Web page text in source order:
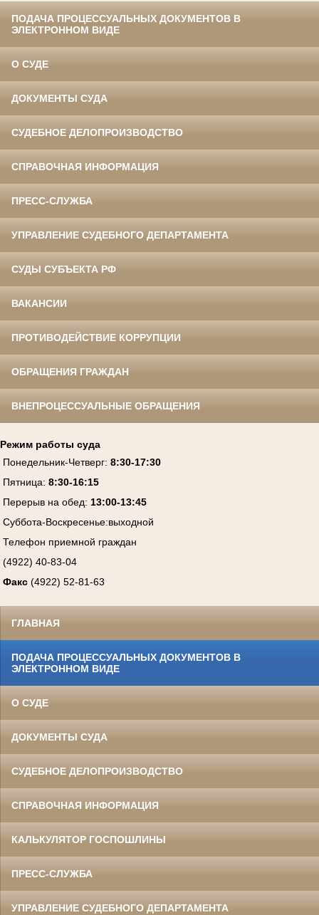
ПОДАЧА ПРОЦЕССУАЛЬНЫХ ДОКУМЕНТОВ В
ЭЛЕКТРОННОМ ВИДЕ
О СУДЕ
ДОКУМЕНТЫ СУДА
СУДЕБНОЕ ДЕЛОПРОИЗВОДСТВО
СПРАВОЧНАЯ ИНФОРМАЦИЯ
ПРЕСС-СЛУЖБА
УПРАВЛЕНИЕ СУДЕБНОГО ДЕПАРТАМЕНТА
СУДЫ СУБЪЕКТА РФ
ВАКАНСИИ
ПРОТИВОДЕЙСТВИЕ КОРРУПЦИИ
ОБРАЩЕНИЯ ГРАЖДАН
ВНЕПРОЦЕССУАЛЬНЫЕ ОБРАЩЕНИЯ
Режим работы суда
Понедельник-Четверг: 8:30-17:30
Пятница: 8:30-16:15
Перерыв на обед: 13:00-13:45
Суббота-Воскресенье:выходной
Телефон приемной граждан
(4922) 40-83-04
Факс (4922) 52-81-63
ГЛАВНАЯ
ПОДАЧА ПРОЦЕССУАЛЬНЫХ ДОКУМЕНТОВ В
ЭЛЕКТРОННОМ ВИДЕ
О СУДЕ
ДОКУМЕНТЫ СУДА
СУДЕБНОЕ ДЕЛОПРОИЗВОДСТВО
СПРАВОЧНАЯ ИНФОРМАЦИЯ
КАЛЬКУЛЯТОР ГОСПОШЛИНЫ
ПРЕСС-СЛУЖБА
УПРАВЛЕНИЕ СУДЕБНОГО ДЕПАРТАМЕНТА